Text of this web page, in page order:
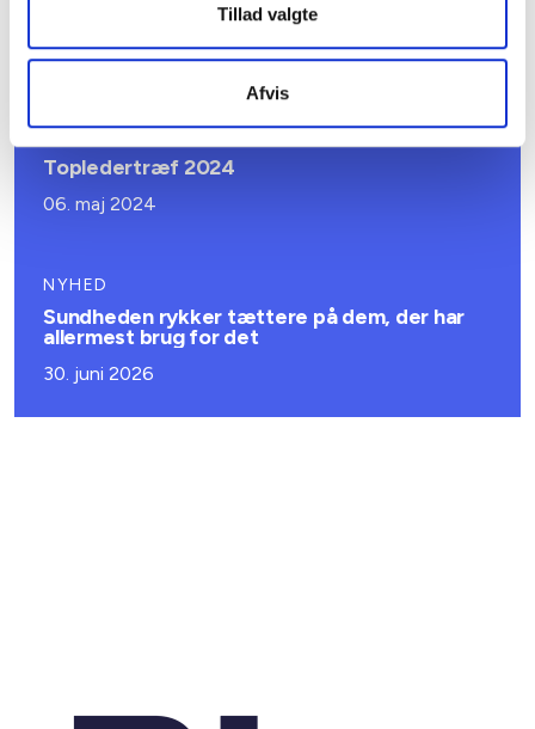
Tillad valgte
Afvis
sektor som attraktiv arbejdsplads
19. august 2025
NYHED
Topledertræf 2024
06. maj 2024
NYHED
Sundheden rykker tættere på dem, der har
allermest brug for det
30. juni 2026